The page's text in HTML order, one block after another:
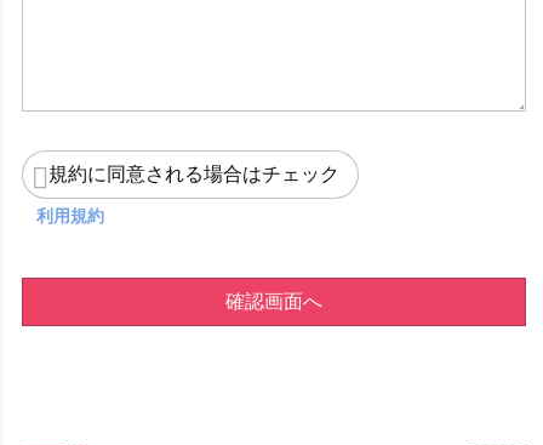
規約に同意される場合はチェック
利用規約
確認画面へ